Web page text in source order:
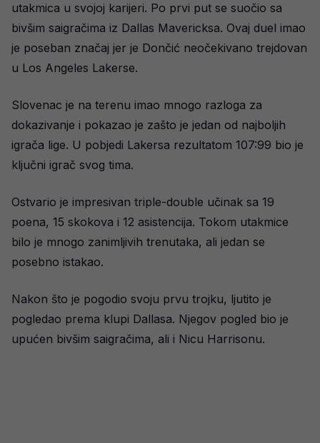
utakmica u svojoj karijeri. Po prvi put se suočio sa
bivšim saigračima iz Dallas Mavericksa. Ovaj duel imao
je poseban značaj jer je Dončić neočekivano trejdovan
u Los Angeles Lakerse.
Slovenac je na terenu imao mnogo razloga za
dokazivanje i pokazao je zašto je jedan od najboljih
igrača lige. U pobjedi Lakersa rezultatom 107:99 bio je
ključni igrač svog tima.
Ostvario je impresivan triple-double učinak sa 19
poena, 15 skokova i 12 asistencija. Tokom utakmice
bilo je mnogo zanimljivih trenutaka, ali jedan se
posebno istakao.
Nakon što je pogodio svoju prvu trojku, ljutito je
pogledao prema klupi Dallasa. Njegov pogled bio je
upućen bivšim saigračima, ali i Nicu Harrisonu.